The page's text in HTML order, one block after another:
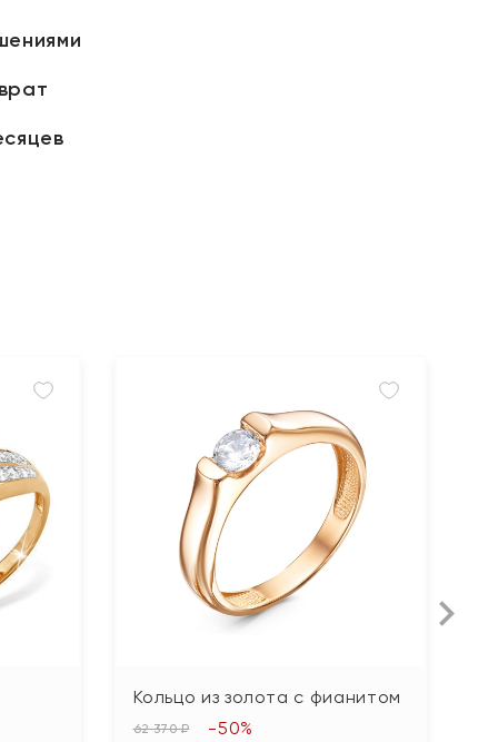
Кольцо из золота с фианитом
62 370 ₽ -50%